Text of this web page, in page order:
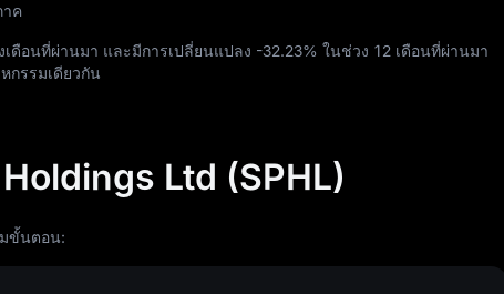
าค
เดือนที่ผ่านมา และมีการเปลี่ยนแปลง -32.23% ในช่วง 12 เดือนที่ผ่านมา
กรรมเดียวกัน
Ltd (SPHL)
มขั้นตอน: